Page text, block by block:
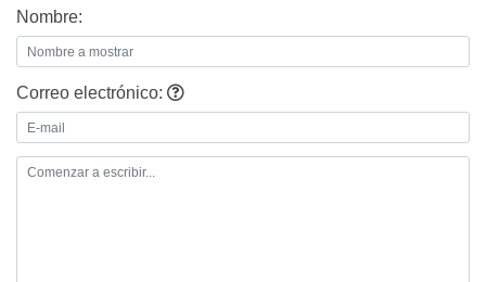
Nombre:
Correo electrónico: